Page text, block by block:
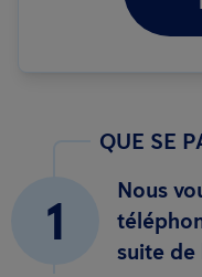
QUE SE
1
Nous
suite de